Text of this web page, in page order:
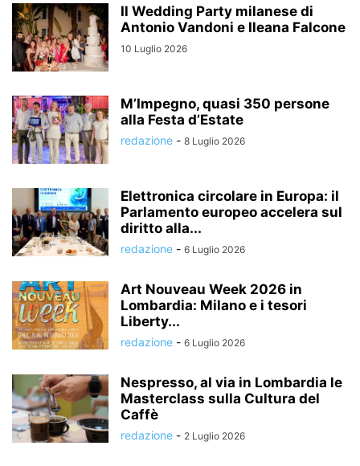
Il Wedding Party milanese di
Antonio Vandoni e Ileana Falcone
10 Luglio 2026
M’Impegno, quasi 350 persone
alla Festa d’Estate
redazione - 8 Luglio 2026
Elettronica circolare in Europa: il
Parlamento europeo accelera sul
diritto alla...
redazione - 6 Luglio 2026
Art Nouveau Week 2026 in
Lombardia: Milano e i tesori
Liberty...
redazione - 6 Luglio 2026
Nespresso, al via in Lombardia le
Masterclass sulla Cultura del
Caffè
redazione - 2 Luglio 2026